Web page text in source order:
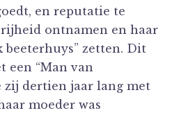
en reputatie te
ontnamen en haar
beeterhuys” zetten. Dit
een “Man van
zij dertien jaar lang met
moeder was